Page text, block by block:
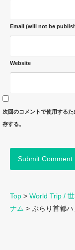
Email (will not be
Website
次回のコメントで使用する
存する。
Top > World Trip /
ナム > ぶらり首都